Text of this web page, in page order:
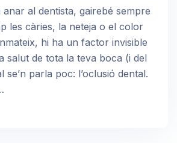
anar al dentista, gairebé sempre
les càries, la neteja o el color
hi ha un factor invisible
salut de tota la teva boca (i del
se’n parla poc: l’oclusió dental.